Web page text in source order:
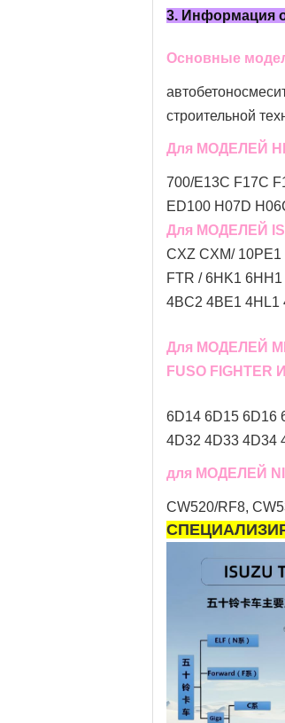
3. Информация
Основные
строительной
Для МОДЕЛЕЙ
700/E13C F17C
ED100 H07D
Для МОДЕЛЕЙ
CXZ CXM/
FTR / 6HK1
4BC2 4BE1 4HL1
Для МОДЕЛЕЙ
FUSO
6D14 6D15 6D16
4D32 4D33 4D34
для МОДЕЛЕЙ
CW520/RF8,